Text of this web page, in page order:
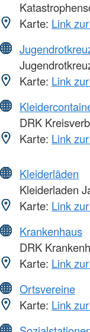
Karte: Link
Karte: Link
DRK
Karte: Link
Kleiderläden
Kleiderladen
Karte: Link
Krankenhaus
DRK
Karte: Link
Ortsvereine
Karte: Link